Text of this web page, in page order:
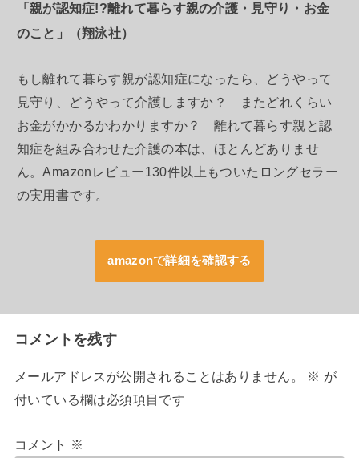
「親が認知症!?離れて暮らす親の介護・見守り・お金
のこと」（翔泳社）
もし離れて暮らす親が認知症になったら、どうやって
見守り、どうやって介護しますか？ またどれくらい
お金がかかるかわかりますか？ 離れて暮らす親と認
知症を組み合わせた介護の本は、ほとんどありませ
ん。Amazonレビュー130件以上もついたロングセラー
の実用書です。
amazonで詳細を確認する
コメントを残す
メールアドレスが公開されることはありません。 ※ が
付いている欄は必須項目です
コメント ※